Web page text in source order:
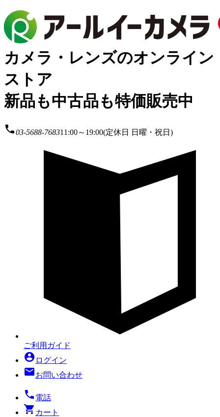
カメラ・レンズのオンライン
ストア
新品も中古品も特価販売中
local_phone03-5688-768311:00～19:00(定休日 日曜・祝日)
ご利用ガイド
account_circle ログイン
mailお問い合わせ
local_phone 電話
shopping_cart カート